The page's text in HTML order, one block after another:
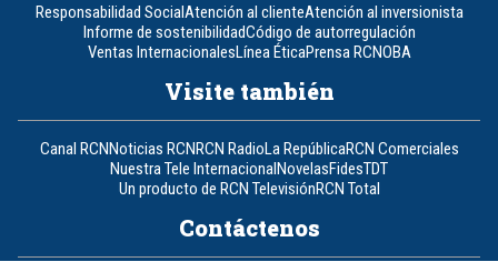
Responsabilidad SocialAtención al clienteAtención al inversionista
Informe de sostenibilidadCódigo de autorregulación
Ventas InternacionalesLínea ÉticaPrensa RCNOBA
Visite también
Canal RCNNoticias RCNRCN RadioLa RepúblicaRCN Comerciales
Nuestra Tele InternacionalNovelasFidesTDT
Un producto de RCN TelevisiónRCN Total
Contáctenos